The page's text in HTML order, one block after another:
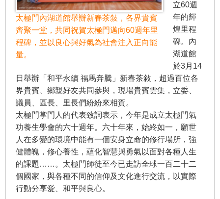
太極門內湖道館舉辦新春茶敍，各界貴賓
齊聚一堂，共同祝賀太極門邁向60週年里
程碑，並以良心與好氣為社會注入正向能
量。
立60週
年的輝
煌里程
碑。內
湖道館
於3月14
日舉辦「和平永續 福馬奔騰」新春茶敍，超過百位各
界貴賓、鄉親好友共同參與，現場貴賓雲集，立委、
議員、區長、里長們紛紛來相賀。
太極門掌門人的代表致詞表示，今年是成立太極門氣
功養生學會的六十週年。六十年來，始終如一，願世
人在多變的環境中能有一個安身立命的修行場所，強
健體魄，修心養性，蘊化智慧與勇氣以面對各種人生
的課題……。太極門師徒至今已走訪全球一百二十二
個國家，與各種不同的信仰及文化進行交流，以實際
行動分享愛、和平與良心。